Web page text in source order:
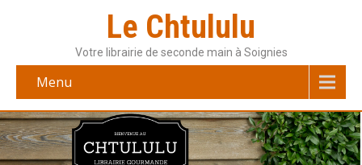
Le Chtululu
Votre librairie de seconde main à Soignies
Menu